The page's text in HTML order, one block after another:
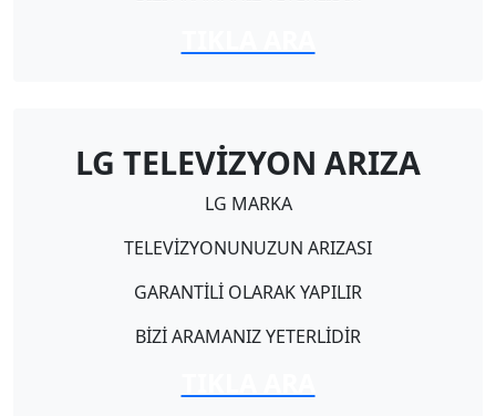
LG TELEVİZYON ARIZA
LG MARKA
TELEVİZYONUNUZUN ARIZASI
GARANTİLİ OLARAK YAPILIR
BİZİ ARAMANIZ YETERLİDİR